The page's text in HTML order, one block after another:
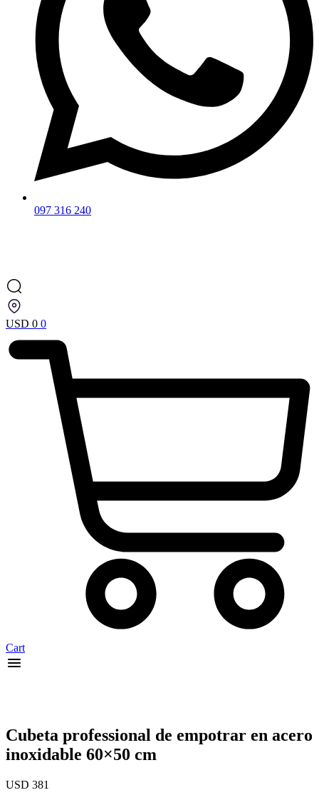
097 316 240
USD 0 0
Cart
Cubeta professional de empotrar en acero
inoxidable 60×50 cm
USD 381